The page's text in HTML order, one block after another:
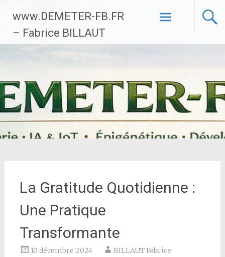
contenu
principal
www.DEMETER-FB.FR
– Fabrice BILLAUT
La Gratitude Quotidienne :
Une Pratique
Transformante
10 décembre 2024 BILLAUT Fabrice